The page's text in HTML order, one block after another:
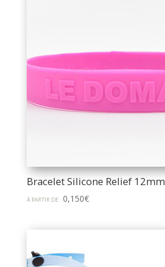
Bracelet Silicone Relief 12mm
À PARTIR DE : 0,150€